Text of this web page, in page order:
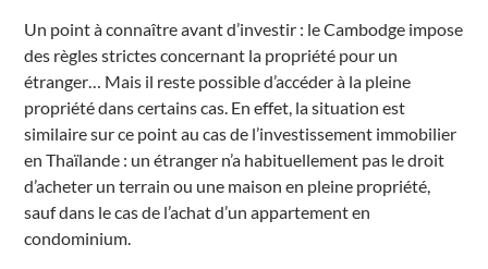
Un point à connaître avant d’investir : le Cambodge impose
des règles strictes concernant la propriété pour un
étranger… Mais il reste possible d’accéder à la pleine
propriété dans certains cas. En effet, la situation est
similaire sur ce point au cas de l’investissement immobilier
en Thaïlande : un étranger n’a habituellement pas le droit
d’acheter un terrain ou une maison en pleine propriété,
sauf dans le cas de l’achat d’un appartement en
condominium.